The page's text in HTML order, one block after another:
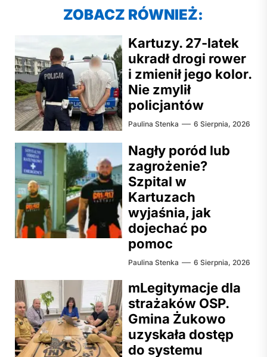
ZOBACZ RÓWNIEŻ:
Kartuzy. 27-latek
ukradł drogi rower
i zmienił jego kolor.
Nie zmylił
policjantów
Paulina Stenka 6 Sierpnia, 2026
Nagły poród lub
zagrożenie?
Szpital w
Kartuzach
wyjaśnia, jak
dojechać po
pomoc
Paulina Stenka 6 Sierpnia, 2026
mLegitymacje dla
strażaków OSP.
Gmina Żukowo
uzyskała dostęp
do systemu